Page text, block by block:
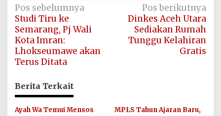
Navigasi
pos
Pos sebelumnya
Studi Tiru ke
Semarang, Pj Wali
Kota Imran:
Lhokseumawe akan
Terus Ditata
Pos berikutnya
Dinkes Aceh Utara
Sediakan Rumah
Tunggu Kelahiran
Gratis
Berita Terkait
Ayah Wa Temui Mensos
MPLS Tahun Ajaran Baru,